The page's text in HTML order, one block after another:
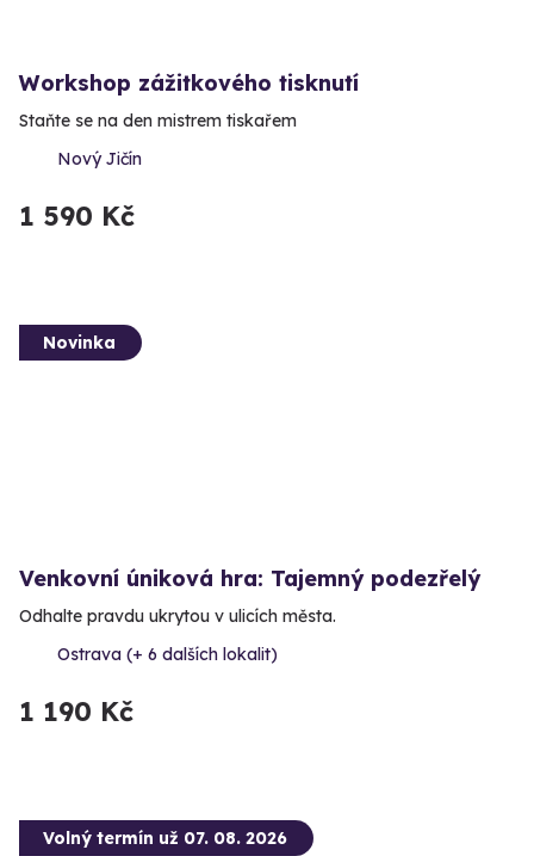
Workshop zážitkového tisknutí
Staňte se na den mistrem tiskařem
Nový Jičín
1 590 Kč
Novinka
Venkovní úniková hra: Tajemný podezřelý
Odhalte pravdu ukrytou v ulicích města.
Ostrava (+ 6 dalších lokalit)
1 190 Kč
Volný termín už 07. 08. 2026